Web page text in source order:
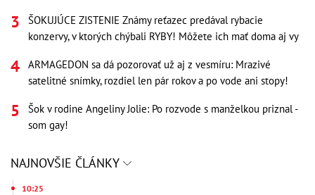
ŠOKUJÚCE ZISTENIE Známy reťazec predával rybacie
konzervy, v ktorých chýbali RYBY! Môžete ich mať doma aj vy
ARMAGEDON sa dá pozorovať už aj z vesmíru: Mrazivé
satelitné snímky, rozdiel len pár rokov a po vode ani stopy!
Šok v rodine Angeliny Jolie: Po rozvode s manželkou priznal -
som gay!
NAJNOVŠIE ČLÁNKY
10:25